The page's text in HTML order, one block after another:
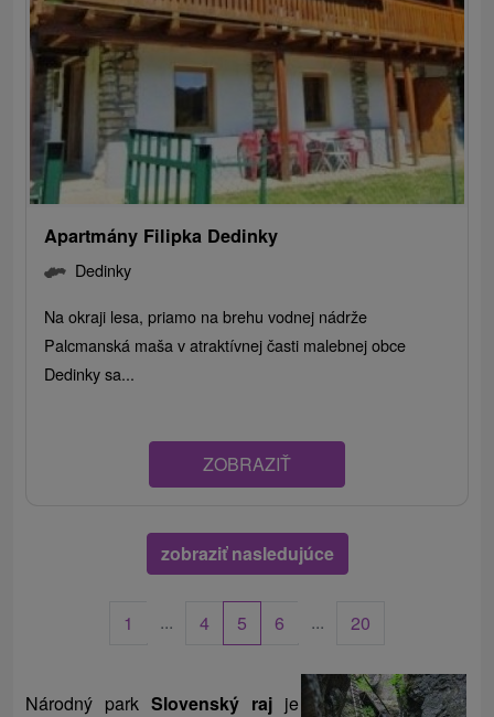
Apartmány Filipka Dedinky
Dedinky
Na okraji lesa, priamo na brehu vodnej nádrže
Palcmanská maša v atraktívnej časti malebnej obce
Dedinky sa...
ZOBRAZIŤ
zobraziť nasledujúce
1 ... 4 5 6 ... 20
Národný park Slovenský rajje